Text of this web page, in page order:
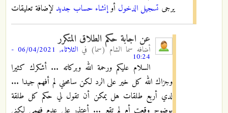
يرجى تسجيل الدخول أوإنشاء حساب جديد لإضافة تعليقات
عن اجابة حكم الطلاق المتكرر
أضافه سما الشام (سما) في الثلاثاء, 06/04/2021 -
10:24
السلام عليكم ورحمة الله وبركاته ... أشكرك كثيرا
وجزاك الله كل خير على الرد لكن سامحني لم أفهم جيدا ...
لدي أربع طلقات هل يمكن أن تقول لي حكم كل طلقة